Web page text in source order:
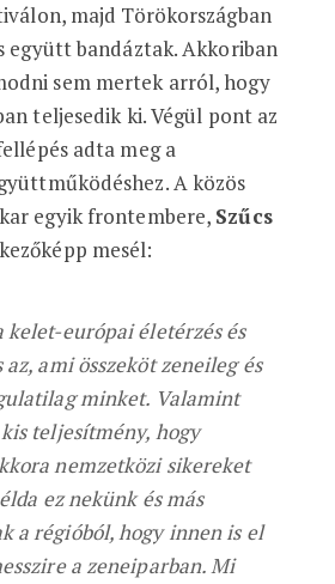
majd Törökországban
együtt bandáztak. Akkoriban
sem mertek arról, hogy
teljesedik ki. Végül pont az
adta meg a
A közös
egyik frontembere, Szűcs
mesél:
kelet-európai életérzés és
ami összeköt zeneileg és
minket. Valamint
teljesítmény, hogy
nemzetközi sikereket
ez nekünk és más
a régióból, hogy innen is el
a zeneiparban. Mi